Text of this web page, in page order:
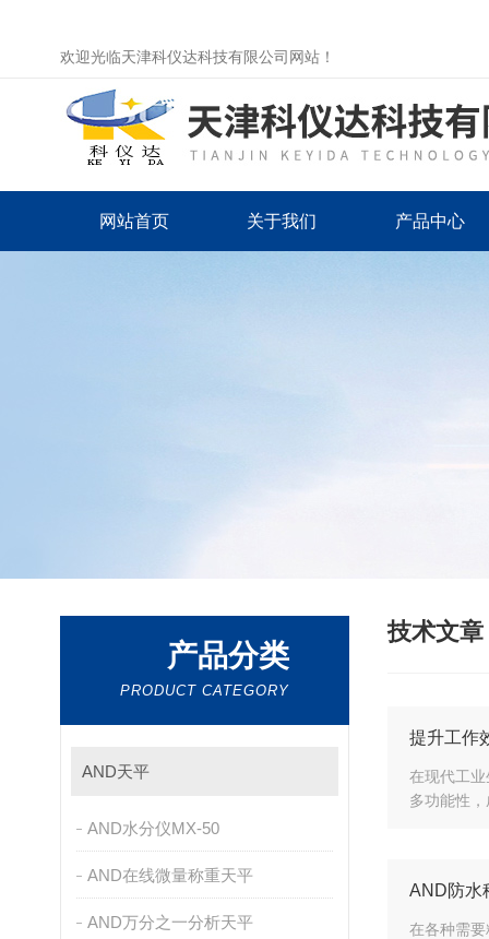
欢迎光临天津科仪达科技有限公司网站！
网站首页 关于我们 产品中心
产品分类
PRODUCT CATEGORY
AND天平
AND水分仪MX-50
AND在线微量称重天平
AND万分之一分析天平
技术文章
提升工作
在现代工
多功能性
AND防水
在各种需